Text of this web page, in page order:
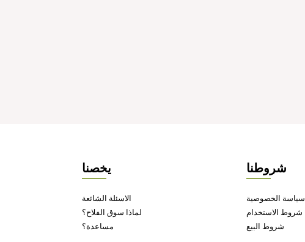
يخصنا
الاسئلة الشائعة
لماذا سوق الفلاح؟
مساعدة؟
شروطنا
سياسة الخصوصية
شروط الاستخدام
شروط البيع